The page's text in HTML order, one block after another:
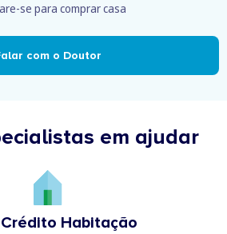
se para comprar casa
com o Doutor
em ajudar
Habitação